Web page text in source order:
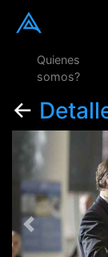
Quienes
somos?
←
Previous